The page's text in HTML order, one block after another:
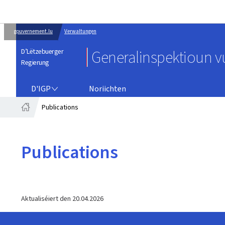
gouvernement.lu Verwaltungen
D’Lëtzebuerger
Regierung
Generalinspektioun
D'IGP
Noriichten
Publications
Publications
Aktualiséiert den 20.04.2026